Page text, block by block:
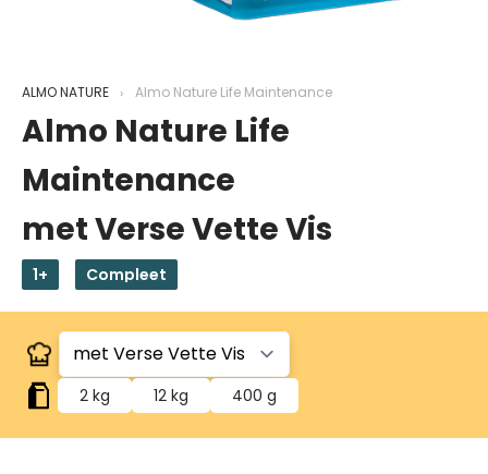
ALMO NATURE Almo Nature Life Maintenance
Almo Nature Life
Maintenance
met Verse Vette Vis
1+ Compleet
2 kg 12 kg 400 g